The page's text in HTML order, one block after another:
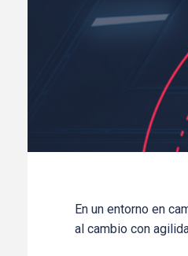
En un entorno en
al cambio con